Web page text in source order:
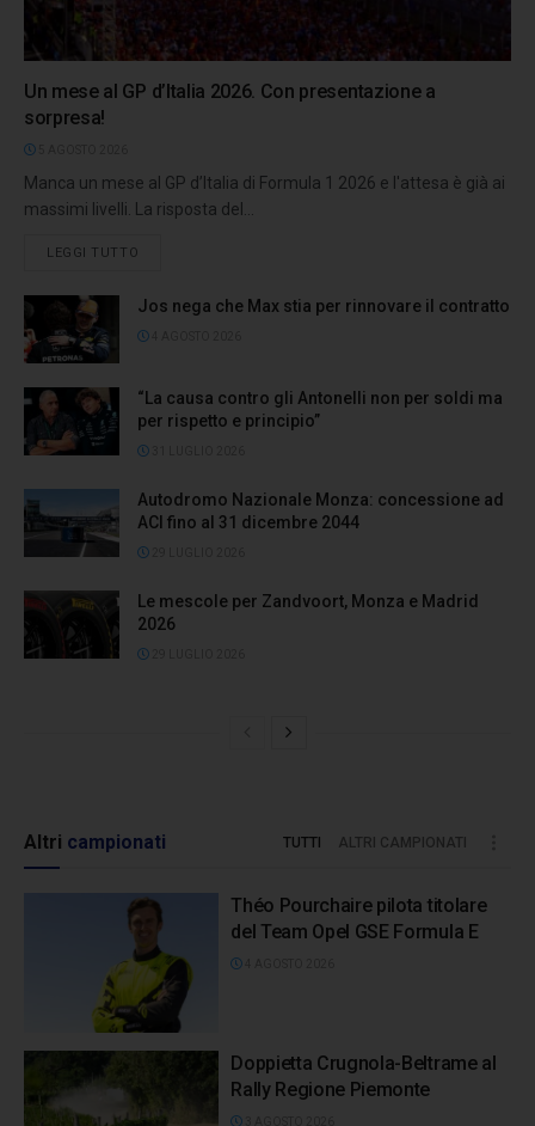
Un mese al GP d’Italia 2026. Con presentazione a
sorpresa!
Manca un mese al GP d’Italia di Formula 1 2026 e l'attesa è già ai
massimi livelli. La risposta del...
LEGGI TUTTO
Jos nega che Max stia per rinnovare il contratto
“La causa contro gli Antonelli non per soldi ma
per rispetto e principio”
Autodromo Nazionale Monza: concessione ad
ACI fino al 31 dicembre 2044
Le mescole per Zandvoort, Monza e Madrid
2026
Altri campionati TUTTI ALTRI CAMPIONATI
Théo Pourchaire pilota titolare
del Team Opel GSE Formula E
Doppietta Crugnola-Beltrame al
Rally Regione Piemonte